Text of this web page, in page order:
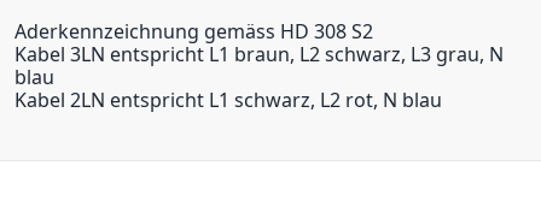
Aderkennzeichnung gemäss HD 308 S2
Kabel 3LN entspricht L1 braun, L2 schwarz, L3 grau, N
blau
Kabel 2LN entspricht L1 schwarz, L2 rot, N blau